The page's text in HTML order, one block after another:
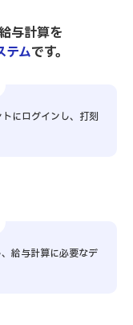
与計算を
テムです。
にログインし、打刻
給与計算に必要なデ